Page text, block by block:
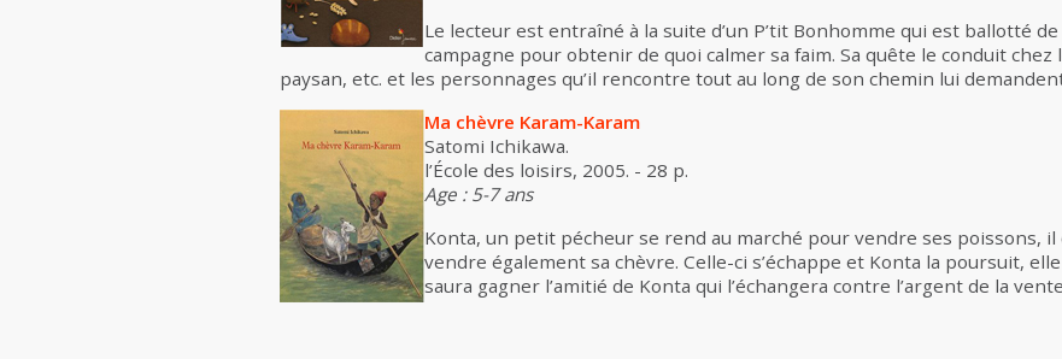
Le lecteur est entraîné à la suite d’un P’tit Bonhomme qui est ballotté de
campagne pour obtenir de quoi calmer sa faim. Sa quête le conduit
paysan, etc. et les personnages qu’il rencontre tout au long de son chemin lui
Ma chèvre Karam-Karam
Satomi Ichikawa.
l’École des loisirs, 2005. - 28 p.
Age : 5-7 ans
Konta, un petit pécheur se rend au marché pour vendre ses poissons, il
vendre également sa chèvre. Celle-ci s’échappe et Konta la poursuit,
saura gagner l’amitié de Konta qui l’échangera contre l’argent de la